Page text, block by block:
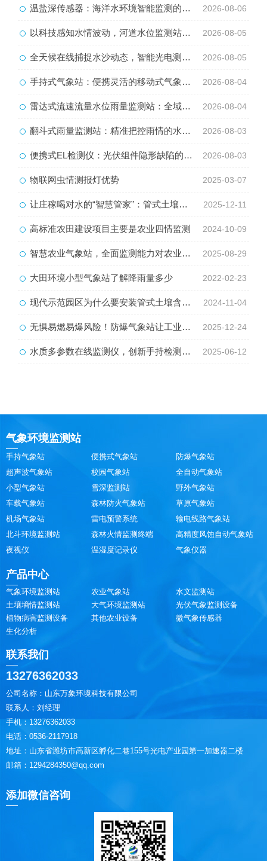
温盐深传感器：海洋水环境智能监测的核心感知设备 2026-08-06
以科技感知水情波动，河道水位监测站守护流域河道安全 2026-08-05
全天候在线捕捉水沙动态，智能光电测沙仪守护水域水沙安全 2026-08-05
手持式气象站：便携灵活的移动式气象监测智能设备 2026-08-04
雷达式流速流量水位雨量监测站：全域水文智慧监测一体化设备 2026-08-04
翻斗式雨量监测站：精准把控雨情的水利水文监测设备 2026-08-03
便携式EL检测仪：光伏组件隐形缺陷的移动检测利器 2026-08-03
物联网虫情测报灯优势 2025-03-07
让庄稼喝对水的“智慧管家”：管式土壤墒情监测站 2025-12-11
高标准农田建设项目主要是农业四情监测 2024-10-09
智慧农业气象站，全面监测能力对农业生产的作用 2025-08-29
大田环境小型气象站了解降雨量多少 2022-02-23
现代示范园区为什么要安装管式土壤含水率监测站？ 2024-11-04
无惧易燃易爆风险！防爆气象站让工业现场气象监测更安全 2025-12-24
水质多参数在线监测仪，创新手持检测水质状况工具 2025-06-12
气象环境监测站
手持气象站 便携式气象站
防爆气象站
超声波气象站
校园气象站
全自动气象站
小型气象站
雪深监测站
野外气象站
车载气象站
森林防火气象站
草原气象站
机场气象站
雷电预警系统
输电线路气象站
北斗环境监测站
森林火情监测终端
高精度风蚀自动气象站
夜视仪
温湿度记录仪 气象仪器
产品中心
气象环境监测站 农业气象站
水文监测站
土壤墒情监测站
大气环境监测站
光伏气象监测设备
植物病害监测设备
其他农业设备
微气象传感器
生化分析
联系我们
13276362033
公司名称：山东万象环境科技有限公司
联系人：刘经理
手机：13276362033
电话：0536-2117918
地址：山东省潍坊市高新区孵化二巷155号光电产业园第一加速器二楼
邮箱：1294284350@qq.com
添加微信咨询